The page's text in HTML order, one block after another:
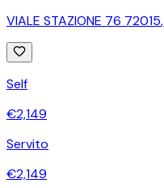
VIALE STAZIONE 76 72015,
Self
€2,149
Servito
€2,149